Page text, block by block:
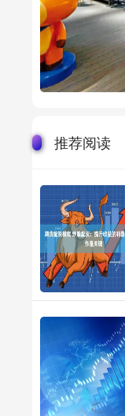
推荐阅读